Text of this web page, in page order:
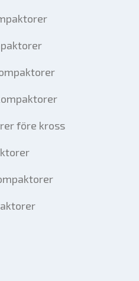
före kross